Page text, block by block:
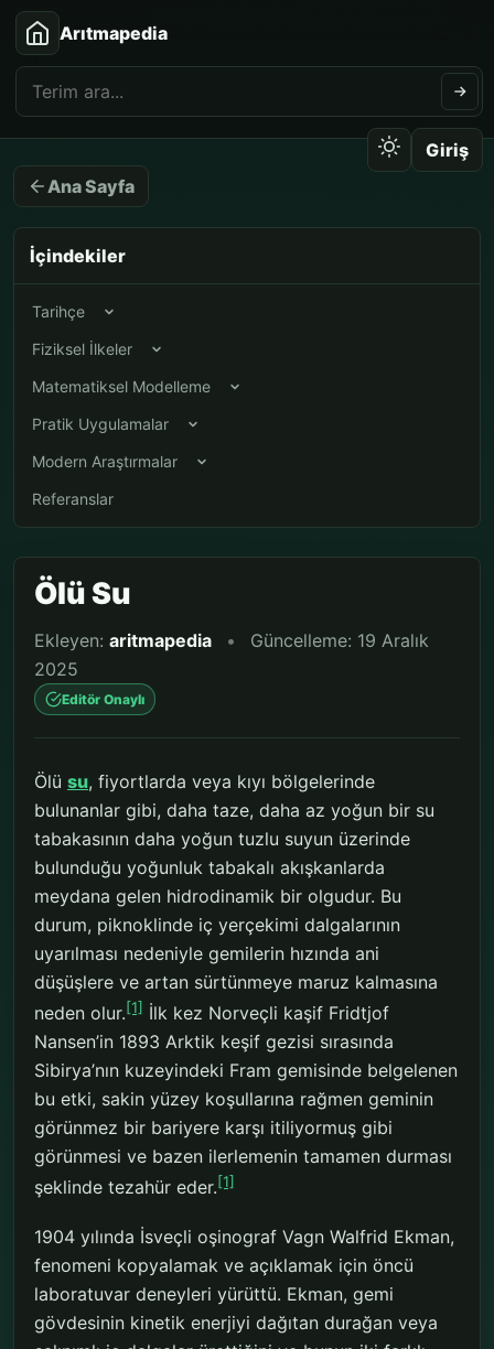
Arıtmapedia
Giriş
Ana Sayfa
İçindekiler
Tarihçe
Fiziksel İlkeler
Matematiksel Modelleme
Pratik Uygulamalar
Modern Araştırmalar
Referanslar
Ölü Su
Ekleyen: aritmapedia •
Güncelleme: 19 Aralık
2025
Editör Onaylı
Ölü su, fiyortlarda veya kıyı bölgelerinde
bulunanlar gibi, daha taze, daha az yoğun bir su
tabakasının daha yoğun tuzlu suyun üzerinde
bulunduğu yoğunluk tabakalı akışkanlarda
meydana gelen hidrodinamik bir olgudur. Bu
durum, piknoklinde iç yerçekimi dalgalarının
uyarılması nedeniyle gemilerin hızında ani
düşüşlere ve artan sürtünmeye maruz kalmasına
neden olur.[1] İlk kez Norveçli kaşif Fridtjof
Nansen’in 1893 Arktik keşif gezisi sırasında
Sibirya’nın kuzeyindeki Fram gemisinde belgelenen
bu etki, sakin yüzey koşullarına rağmen geminin
görünmez bir bariyere karşı itiliyormuş gibi
görünmesi ve bazen ilerlemenin tamamen durması
şeklinde tezahür eder.[1]
1904 yılında İsveçli oşinograf Vagn Walfrid Ekman,
fenomeni kopyalamak ve açıklamak için öncü
laboratuvar deneyleri yürüttü. Ekman, gemi
gövdesinin kinetik enerjiyi dağıtan durağan veya